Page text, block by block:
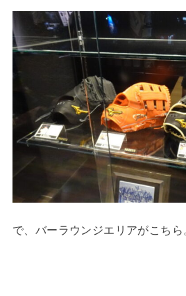
で、バーラウンジエリアがこちら